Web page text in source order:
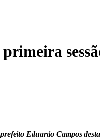
Eduardo Campos